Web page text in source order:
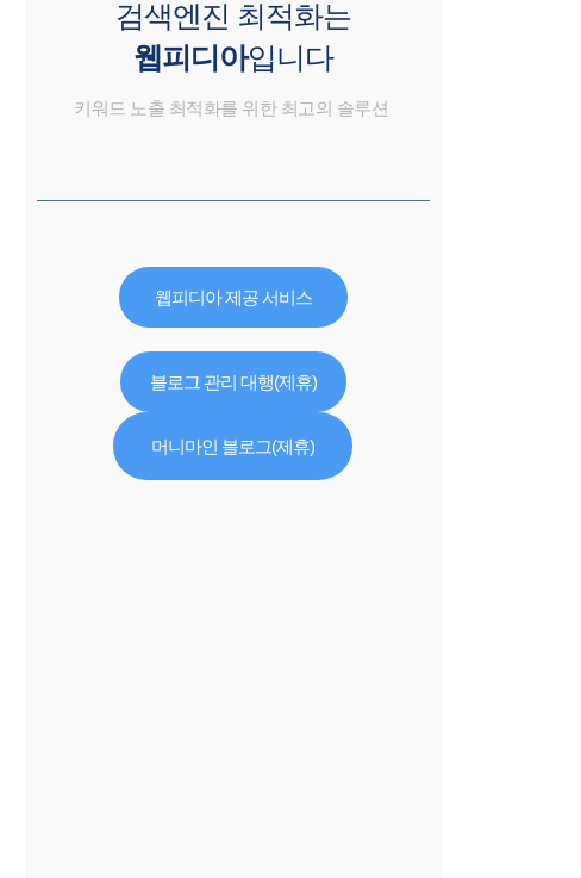
검색엔진 최적화는
웹피디아입니다
키워드 노출 최적화를 위한 최고의 솔루션
웹피디아 제공 서비스
블로그 관리 대행(제휴)
머니마인 블로그(제휴)